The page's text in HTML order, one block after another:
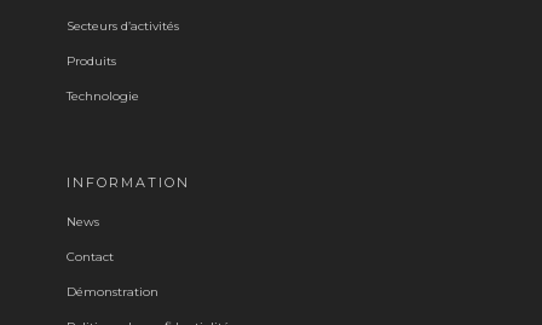
Secteurs d’activités
Produits
Technologie
INFORMATION
News
Contact
Démonstration